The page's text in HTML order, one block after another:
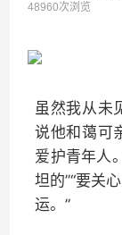
48960次浏览
虽然我从未
说他和蔼可
爱护青年人
坦的”“要关
运。”